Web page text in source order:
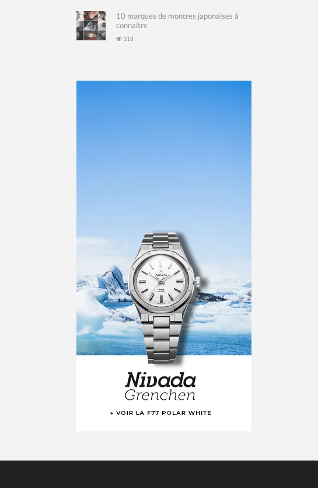
10 marques de montres japonaises à
connaître
318